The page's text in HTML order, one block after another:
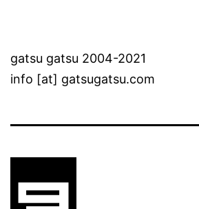
gatsu gatsu 2004-2021
info [at] gatsugatsu.com